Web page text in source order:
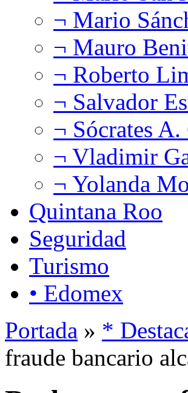
¬ Mario
¬ Mauro
¬ Roberto
¬ Salvador
¬ Sócrates
¬ Vladimir
¬ Yolanda
Quintana Roo
Seguridad
Turismo
• Edomex
Portada » *
fraude bancario